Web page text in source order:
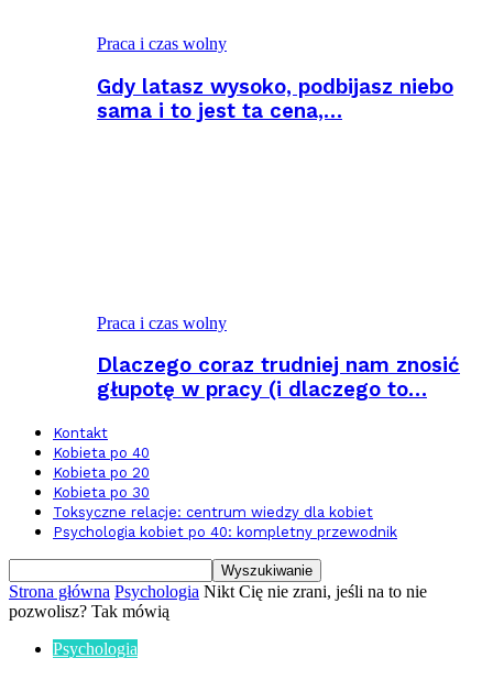
Praca i czas wolny
Gdy latasz wysoko, podbijasz niebo
sama i to jest ta cena,…
Praca i czas wolny
Dlaczego coraz trudniej nam znosić
głupotę w pracy (i dlaczego to…
Kontakt
Kobieta po 40
Kobieta po 20
Kobieta po 30
Toksyczne relacje: centrum wiedzy dla kobiet
Psychologia kobiet po 40: kompletny przewodnik
Strona główna Psychologia Nikt Cię nie zrani, jeśli na to nie
pozwolisz? Tak mówią
Psychologia